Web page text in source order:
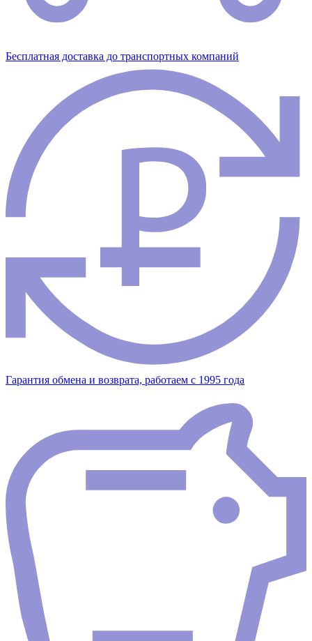
Бесплатная доставка до транспортных компаний
Гарантия обмена и возврата, работаем с 1995 года